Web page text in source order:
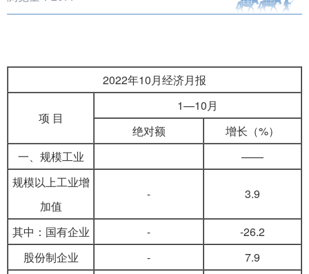
2022年10月经济月报
项 目
1—10月
绝对额
增长（%）
一、规模工业
——
规模以上工业增
加值
- 3.9
其中：国有企业 -
-26.2
股份制企业
-
7.9